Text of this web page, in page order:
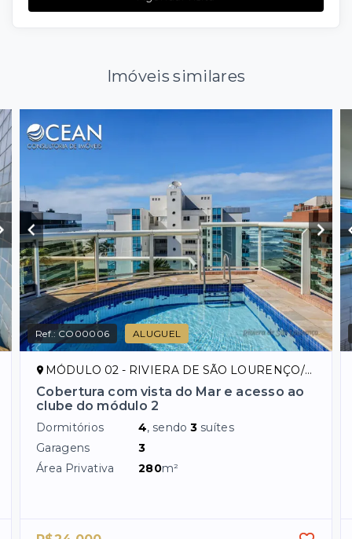
Imóveis similares
Ref.: CO00006 ALUGUEL
MÓDULO 02 - RIVIERA DE SÃO LOURENÇO/SP
Cobertura com vista do Mar e acesso ao
clube do módulo 2
Dormitórios 4, sendo3 suítes
Garagens
3
Área Privativa
280m²